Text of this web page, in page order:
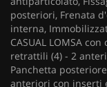
posteriori, Frenata
interna,
CASUAL LOMSA
retrattili (4) - 2
Panchetta
anteriori con inserti